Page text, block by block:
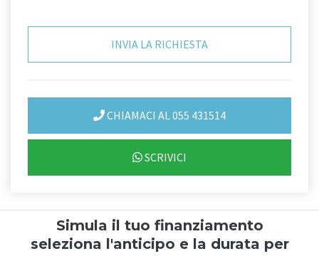
CHIAMACI AL 055 431514
SCRIVICI
Simula il tuo finanziamento
seleziona l'anticipo e la durata per